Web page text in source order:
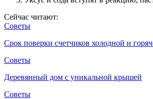
Сейчас читают:
Советы
Срок поверки счетчиков холодной и
Советы
Деревянный дом с уникальной крышей
Советы